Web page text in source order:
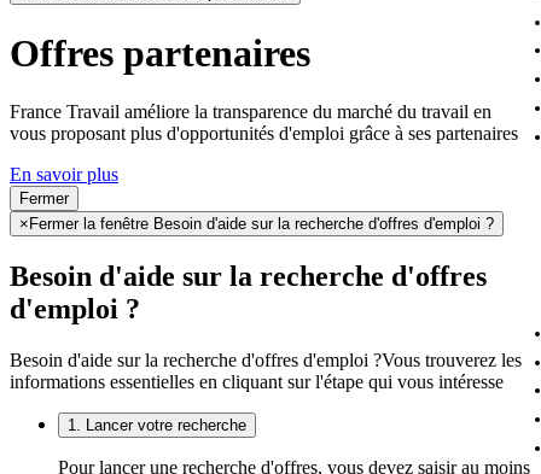
Offres partenaires
France Travail améliore la transparence du marché du travail en
vous proposant plus d'opportunités d'emploi grâce à ses partenaires
En savoir plus
Fermer
× Fermer la fenêtre Besoin d'aide sur la recherche d'offres d'emploi ?
Besoin d'aide sur la recherche d'offres
d'emploi ?
Besoin d'aide sur la recherche d'offres d'emploi ?Vous trouverez les
informations essentielles en cliquant sur l'étape qui vous intéresse
1. Lancer votre recherche
Pour lancer une recherche d'offres, vous devez saisir au moins